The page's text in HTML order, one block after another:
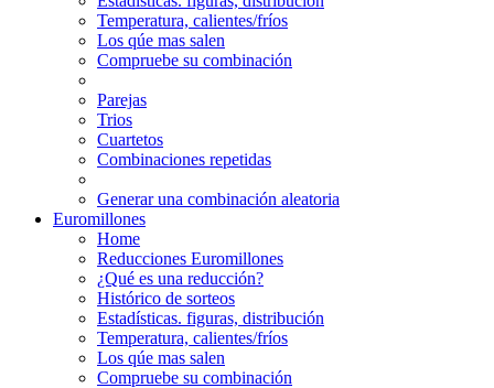
Temperatura, calientes/fríos
Los qúe mas salen
Compruebe su combinación
Parejas
Trios
Cuartetos
Combinaciones repetidas
Generar una combinación aleatoria
Euromillones
Home
Reducciones Euromillones
¿Qué es una reducción?
Histórico de sorteos
Estadísticas. figuras, distribución
Temperatura, calientes/fríos
Los qúe mas salen
Compruebe su combinación